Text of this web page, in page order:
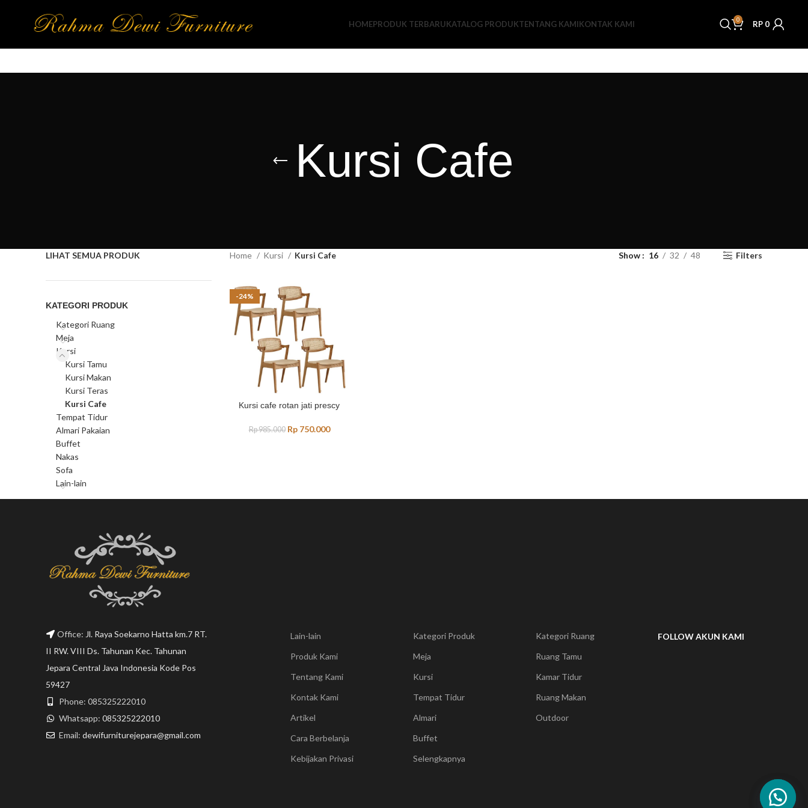
HOMEPRODUK TERBARUKATALOG PRODUKTENTANG KAMIKONTAK KAMI 0 RP 0
Kursi Cafe
LIHAT SEMUA PRODUK
KATEGORI PRODUK
Kategori Ruang
Meja
Kursi
Kursi Tamu
Kursi Makan
Kursi Teras
Kursi Cafe
Tempat Tidur
Almari Pakaian
Buffet
Nakas
Sofa
Lain-lain
Home Kursi Kursi Cafe Show 16 32 48 Filters
-24%
Kursi cafe rotan jati prescy
Rp985.000 Rp750.000
Office: Jl. Raya Soekarno Hatta km.7 RT.
II RW. VIII Ds. Tahunan Kec. Tahunan
Jepara Central Java Indonesia Kode Pos
59427
Phone: 085325222010
Whatsapp: 085325222010
Email: dewifurniturejepara@gmail.com
Lain-lain
Produk Kami
Tentang Kami
Kontak Kami
Artikel
Cara Berbelanja
Kebijakan Privasi
Kategori Produk
Meja
Kursi
Tempat Tidur
Almari
Buffet
Selengkapnya
Kategori Ruang
Ruang Tamu
Kamar Tidur
Ruang Makan
Outdoor
FOLLOW AKUN KAMI